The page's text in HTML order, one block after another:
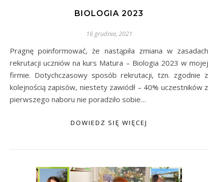
BIOLOGIA 2023
16 grudnia, 2021
Pragnę poinformować, że nastąpiła zmiana w zasadach
rekrutacji uczniów na kurs Matura – Biologia 2023 w mojej
firmie. Dotychczasowy sposób rekrutacji, tzn. zgodnie z
kolejnością zapisów, niestety zawiódł – 40% uczestników z
pierwszego naboru nie poradziło sobie…
DOWIEDZ SIĘ WIĘCEJ